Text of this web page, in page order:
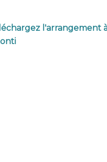
l'arrangement